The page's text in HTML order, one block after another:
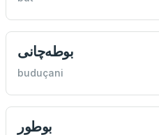
بوطه‌چانی
buduçani
بوطور